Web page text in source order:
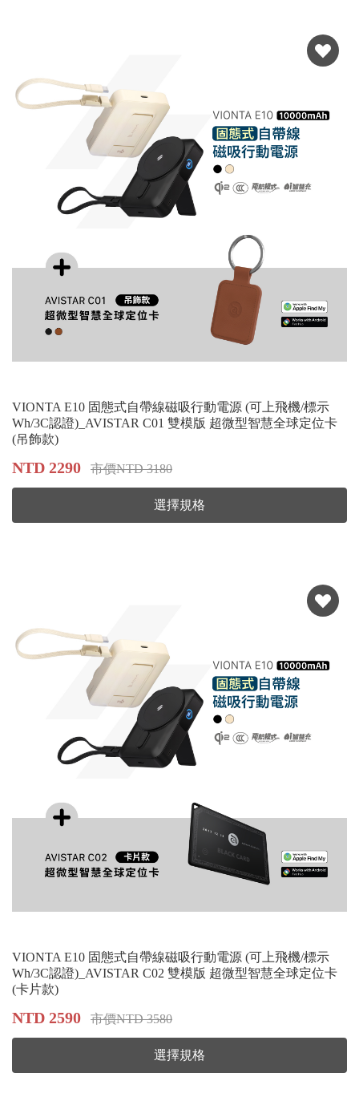
VIONTA E10 固態式自帶線磁吸行動電源 (可上飛機/標示
Wh/3C認證)_AVISTAR C01 雙模版 超微型智慧全球定位卡
(吊飾款​​​​​​​)
NTD 2290 市價NTD 3180
選擇規格
VIONTA E10 固態式自帶線磁吸行動電源 (可上飛機/標示
Wh/3C認證)_AVISTAR C02 雙模版 超微型智慧全球定位卡
(卡片款)
NTD 2590 市價NTD 3580
選擇規格